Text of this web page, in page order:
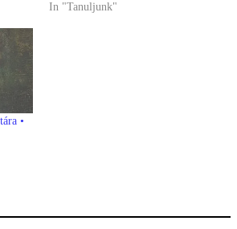
In "Tanuljunk"
•